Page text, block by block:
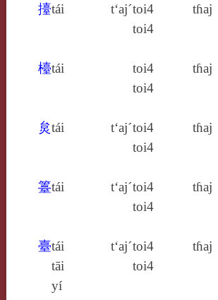
擡tái t‘aj´toi4
toi4
tɦaj
檯tái
toi4
toi4
tɦaj
炱tái t‘aj´toi4
toi4
tɦaj
籉tái t‘aj´toi4
toi4
tɦaj
臺tái
tāi
yí
t‘aj´toi4
toi4
tɦaj